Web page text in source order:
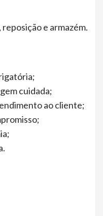
e armazém.
cuidada;
ao cliente;